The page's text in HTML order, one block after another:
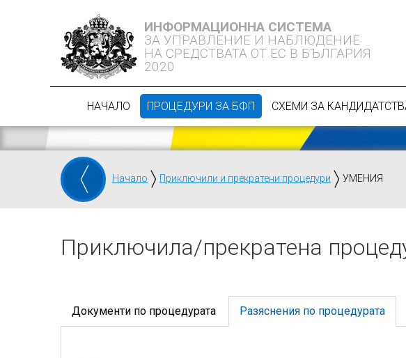
ИНФОРМАЦИОННА СИСТЕМА
ЗА УПРАВЛЕНИЕ И НАБЛЮДЕНИЕ
НА СРЕДСТВАТА ОТ ЕС В БЪЛГАРИЯ
2020
НАЧАЛО ПРОЦЕДУРИ ЗА БФП СХЕМИ ЗА
Начало Приключили и прекратени процедури УМЕНИЯ
Приключилa/прекратена
Документи по процедурата Разяснения по процедурата